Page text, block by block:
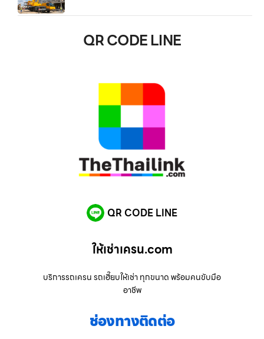
QR CODE LINE
QR CODE LINE
ให้เช่าเครน.com
บริการรถเครน รถเฮี๊ยบให้เช่า ทุกขนาด พร้อมคนขับมือ
อาชีพ
ช่องทางติดต่อ